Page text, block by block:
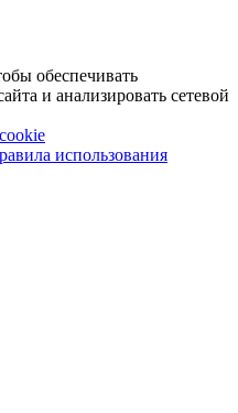
обеспечивать
и анализировать сетевой
использования